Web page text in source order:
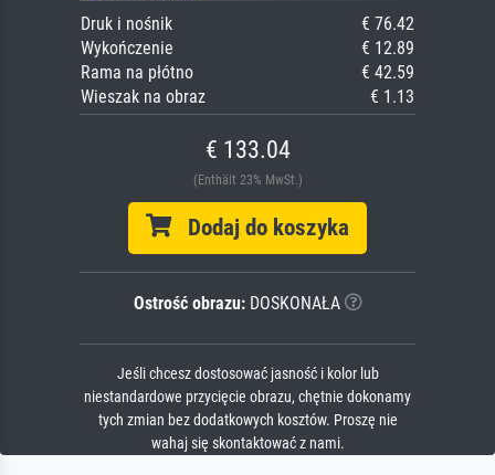
Druk i nośnik
€ 76.42
Wykończenie
€ 12.89
Rama na płótno
€ 42.59
Wieszak na obraz
€ 1.13
€ 133.04
(Enthält 23% MwSt.)
Dodaj do koszyka
Ostrość obrazu:DOSKONAŁA
Jeśli chcesz dostosować jasność i kolor lub
niestandardowe przycięcie obrazu, chętnie dokonamy
tych zmian bez dodatkowych kosztów. Proszę nie
wahaj się skontaktować z nami.